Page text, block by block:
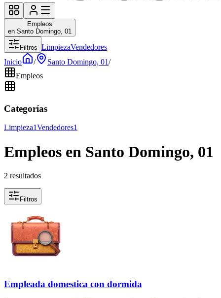
Empleos
en Santo Domingo, 01
Filtros LimpiezaVendedores
Inicio
/ Santo Domingo, 01/
Empleos
Categorías
Limpieza1Vendedores1
Empleos en Santo Domingo, 01
2 resultados
Filtros
Empleada domestica con dormida